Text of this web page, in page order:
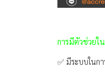
การมีตัวช่วยใ
✅ มีระบบในก